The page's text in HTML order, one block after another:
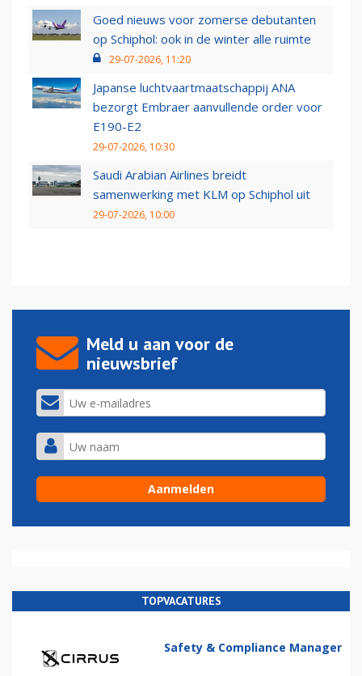
Goed nieuws voor zomerse debutanten
op Schiphol: ook in de winter alle ruimte
29-07-2026, 11:20
Japanse luchtvaartmaatschappij ANA
bezorgt Embraer aanvullende order voor
E190-E2
29-07-2026, 10:30
Saudi Arabian Airlines breidt
samenwerking met KLM op Schiphol uit
29-07-2026, 10:00
Meld u aan voor de
nieuwsbrief
TOPVACATURES
Safety & Compliance Manager